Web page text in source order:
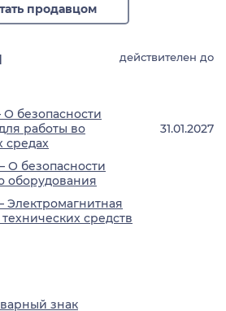
продавцом
действителен до
О безопасности
работы во
средах
31.01.2027
О безопасности
оборудования
Электромагнитная
средств
знак